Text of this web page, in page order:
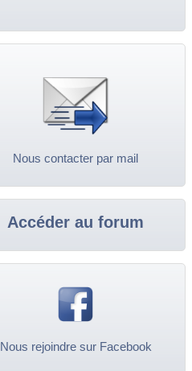
Nous contacter par mail
Accéder au forum
Nous rejoindre sur Facebook